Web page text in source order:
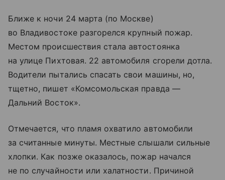
Ближе к ночи 24 марта (по Москве)
во Владивостоке разгорелся крупный пожар.
Местом происшествия стала автостоянка
на улице Пихтовая. 22 автомобиля сгорели дотла.
Водители пытались спасать свои машины, но,
тщетно, пишет «Комсомольская правда —
Дальний Восток».
Отмечается, что пламя охватило автомобили
за считанные минуты. Местные слышали сильные
хлопки. Как позже оказалось, пожар начался
не по случайности или халатности. Причиной